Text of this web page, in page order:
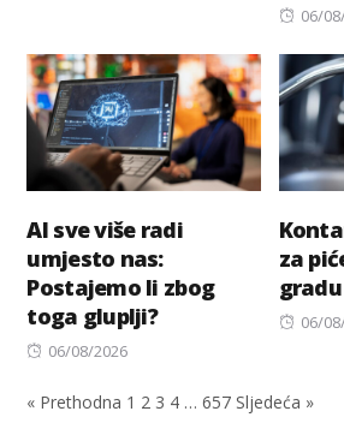
06/
AI sve više radi
umjesto nas:
Postajemo li zbog
toga gluplji?
Posted
06/08/2026
za
gradu
06/
« Prethodna 1 2 3 4 … 657 Sljedeća »